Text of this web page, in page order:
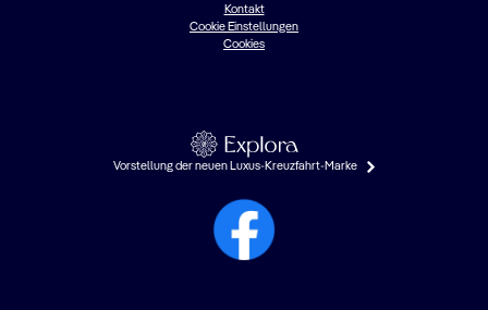
Kontakt
Cookie Einstellungen
Cookies
Vorstellung der neuen Luxus-Kreuzfahrt-Marke